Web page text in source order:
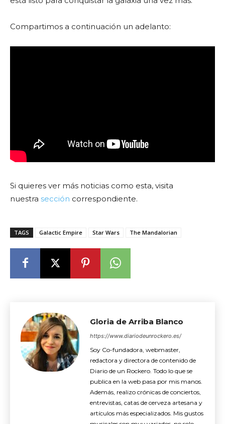
Compartimos a continuación un adelanto:
Si quieres ver más noticias como esta, visita
nuestra sección correspondiente.
TAGS Galactic Empire Star Wars The Mandalorian
Gloria de Arriba Blanco
https://www.diariodeunrockero.es/
Soy Co-fundadora, webmaster,
redactora y directora de contenido de
Diario de un Rockero. Todo lo que se
publica en la web pasa por mis manos.
Además, realizo crónicas de conciertos,
entrevistas, catas de cerveza artesana y
artículos más especializados. Mis gustos